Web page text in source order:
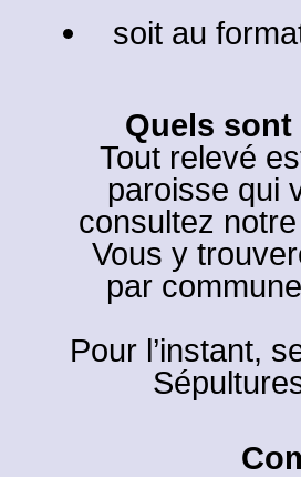
soit au
Quels
Tout relevé
paroisse qui
consultez
Vous y
par
Pour l’instant,